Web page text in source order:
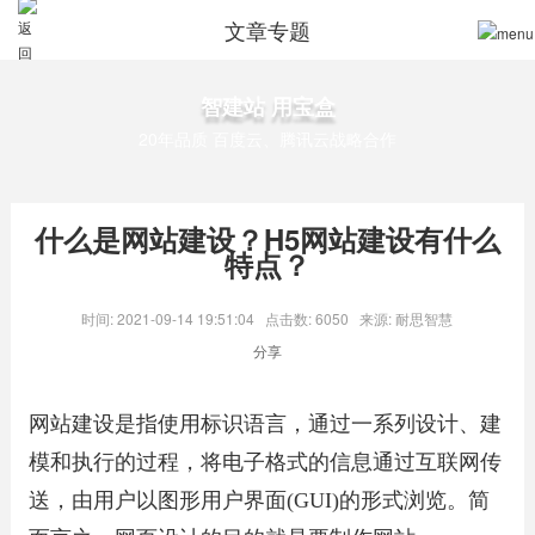
文章专题
智建站 用宝盒
什么是网站建设？H5网站建设有什么
特点？
时间: 2021-09-14 19:51:04 点击数: 6050 来源: 耐思智慧
分享
网站建设是指使用标识语言，通过一系列设计、建
模和执行的过程，将电子格式的信息通过互联网传
送，由用户以图形用户界面(GUI)的形式浏览。简